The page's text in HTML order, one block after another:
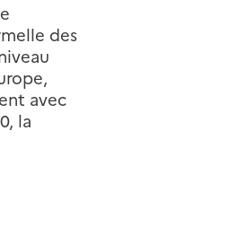
des
avec
la